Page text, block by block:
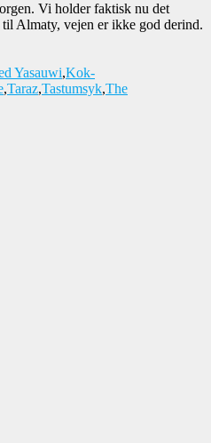
Vi holder faktisk nu det
Almaty, vejen er ikke god derind.
Yasauwi,Kok-
,Taraz,Tastumsyk,The